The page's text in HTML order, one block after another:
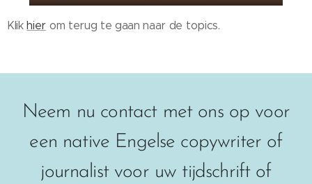
Klikhier om terug te gaan naar de topics.
Neem nu contact met ons op voor
een native Engelse copywriter of
journalist voor uw tijdschrift of